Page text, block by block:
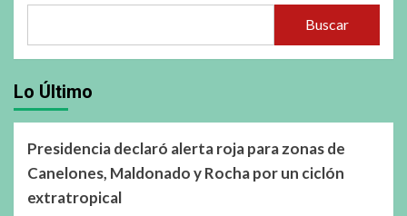
Buscar
Lo Último
Presidencia declaró alerta roja para zonas de
Canelones, Maldonado y Rocha por un ciclón
extratropical